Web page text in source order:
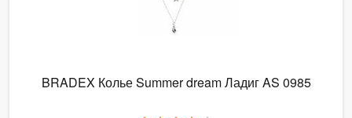
BRADEX Колье Summer dream Ладиг AS 0985